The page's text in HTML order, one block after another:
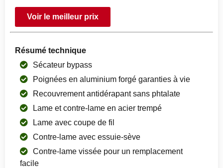
Voir le meilleur prix
Résumé technique
Sécateur bypass
Poignées en aluminium forgé garanties à vie
Recouvrement antidérapant sans phtalate
Lame et contre-lame en acier trempé
Lame avec coupe de fil
Contre-lame avec essuie-sève
Contre-lame vissée pour un remplacement
facile